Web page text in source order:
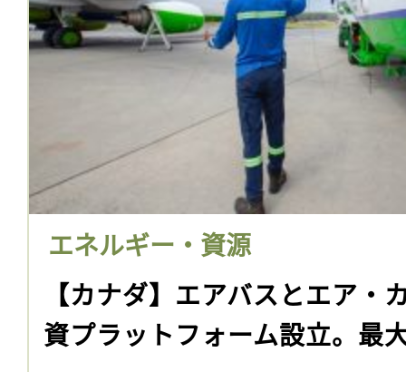
エネルギー・資源
【カナダ】エアバスとエア・
資プラットフォーム設立。最